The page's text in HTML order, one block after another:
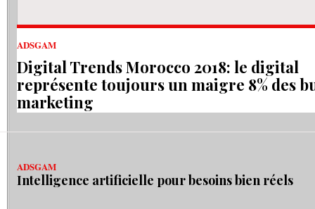
ADSGAM
Digital Trends Morocco 2018: le digital
représente toujours un maigre 8% des
marketing
ADSGAM
Intelligence artificielle pour besoins bien réels